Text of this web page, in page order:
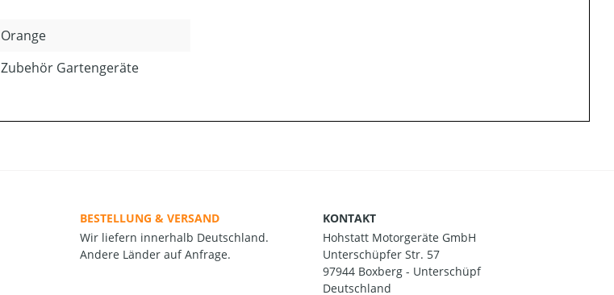
Orange
Zubehör Gartengeräte
BESTELLUNG & VERSAND
Wir liefern innerhalb Deutschland.
Andere Länder auf Anfrage.
KONTAKT
Hohstatt Motorgeräte GmbH
Unterschüpfer Str. 57
97944 Boxberg - Unterschüpf
Deutschland